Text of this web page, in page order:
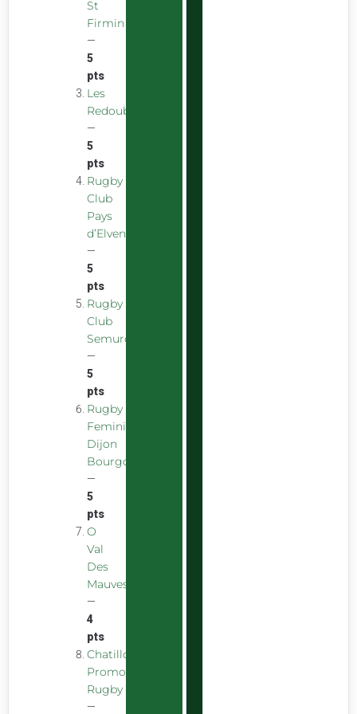
St
Firmin
—
5
pts
Les
Redoubstables
—
5
pts
Rugby
Club
Pays
d’Elven
—
5
pts
Rugby
Club
Semurois
—
5
pts
Rugby
Feminin
Dijon
Bourgogne
—
5
pts
O
Val
Des
Mauves
—
4
pts
Chatillon
Promotion
Rugby
—